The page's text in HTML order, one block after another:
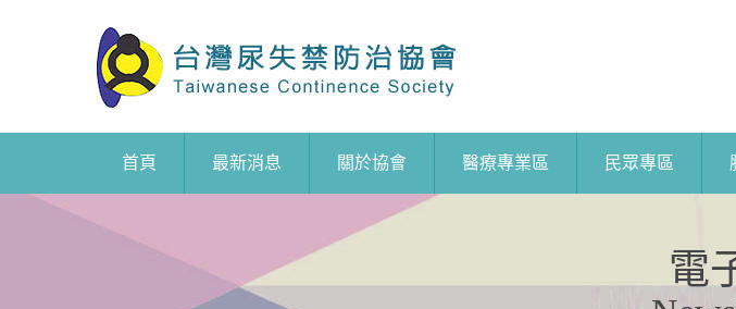
首頁 最新消息 關於協會 醫療專業區 民眾專區
電